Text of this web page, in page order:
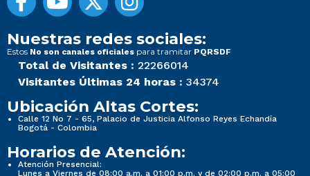
Nuestras redes sociales:
Estos No son canales oficiales para tramitar PQRSDF
Total de Visitantes : 22266014
Visitantes Últimas 24 horas : 34374
Ubicación Altas Cortes:
Calle 12 No 7 - 65, Palacio de Justicia Alfonso Reyes Echandía
Bogotá - Colombia
Horarios de Atención:
Atención Presencial:
Lunes a Viernes de 08:00 a.m. a 01:00 p.m. y de 02:00 p.m. a 05:00